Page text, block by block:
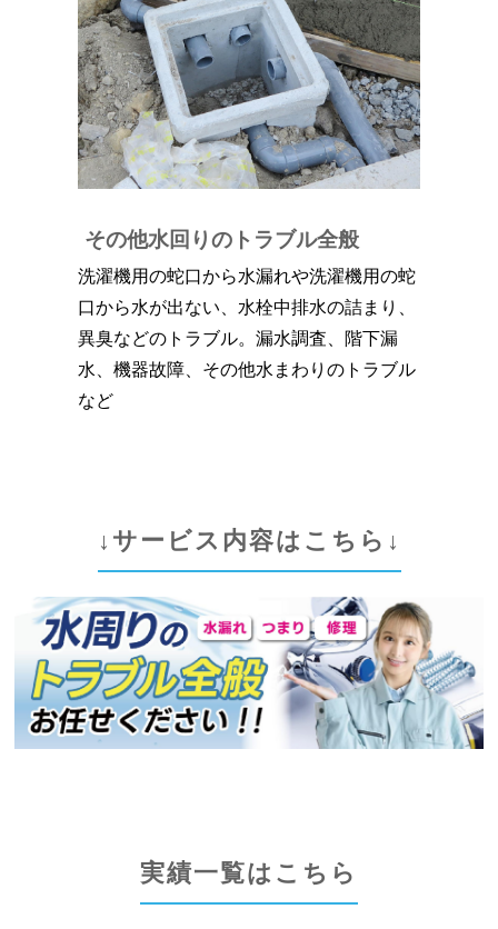
その他水回りのトラブル全般
洗濯機用の蛇口から水漏れや洗濯機用の蛇
口から水が出ない、水栓中排水の詰まり、
異臭などのトラブル。漏水調査、階下漏
水、機器故障、その他水まわりのトラブル
など
↓サービス内容はこちら↓
実績一覧はこちら